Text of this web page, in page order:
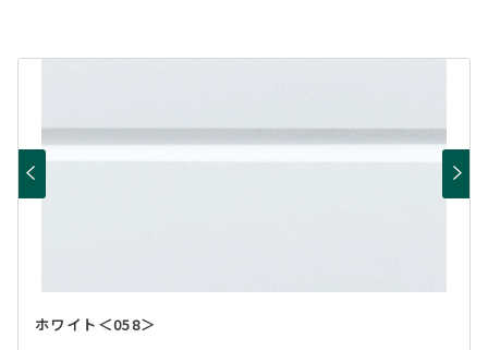
ホワイト＜058＞